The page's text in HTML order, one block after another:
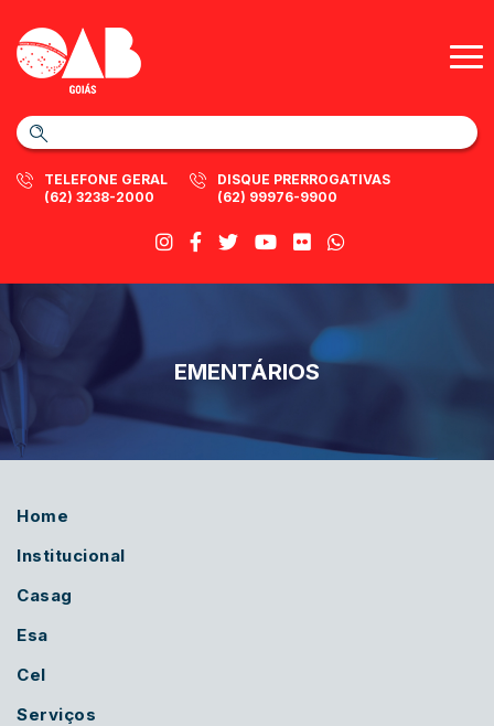
TELEFONE GERAL
(62) 3238-2000
DISQUE PRERROGATIVAS
(62) 99976-9900
EMENTÁRIOS
Home
Institucional
Casag
Esa
Cel
Serviços